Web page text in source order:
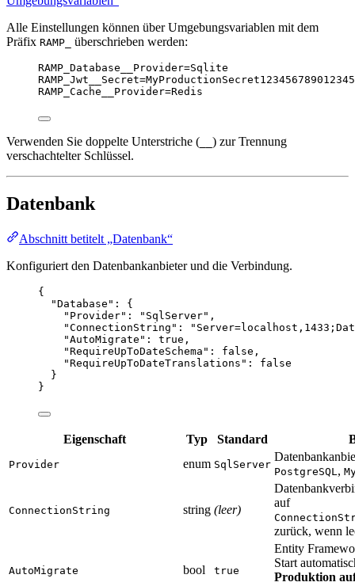
Alle Einstellungen können über Umgebungsvariablen mit dem
Präfix RAMP_ überschrieben werden:
RAMP_Database__Provider=Sqlite
RAMP_Jwt__Secret=MyProductionSecret123456789012345
RAMP_Cache__Provider=Redis
Verwenden Sie doppelte Unterstriche (
) zur Trennung
verschachtelter Schlüssel.
Datenbank
Abschnitt betitelt „Datenbank“
Konfiguriert den Datenbankanbieter und die Verbindung.
{
"Database" : {
"Provider" : " SqlServer" ,
"ConnectionString" : "
"AutoMigrate" : true ,
"RequireUpToDateSchema" : false ,
"RequireUpToDateTranslations" : false
}
}
Eigenschaft Typ Standard
Provider enum SqlServer
PostgreSQL ,
ConnectionString string (leer)
auf
zurück, wenn
AutoMigrate bool true
Entity
Start
Produktion